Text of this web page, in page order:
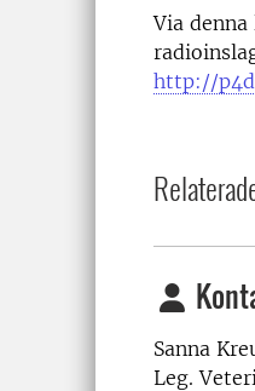
Via denna
http://
Sanna
Leg.